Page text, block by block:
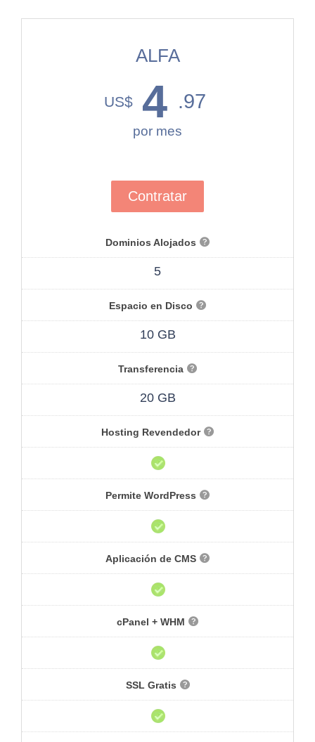
ALFA
US$ 4 .97
por mes
Contratar
Dominios Alojados
5
Espacio en Disco
10 GB
Transferencia
20 GB
Hosting Revendedor
Permite WordPress
Aplicación de CMS
cPanel + WHM
SSL Gratis